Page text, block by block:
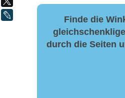
Finde die
durch die Seiten